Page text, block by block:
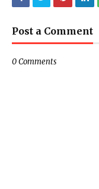
Post a Comment
0 Comments